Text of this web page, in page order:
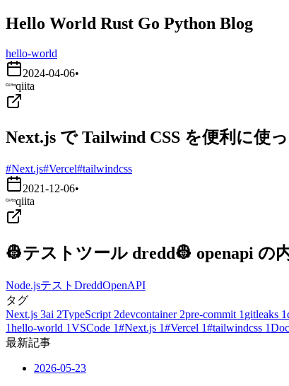
Hello World Rust Go Python Blog
hello-world
2024-04-06•
qiita
Next.js で Tailwind CSS を便利に使
#Next.js#Vercel#tailwindcss
2021-12-06•
qiita
👷テストツール dredd👷 openapi の
Node.jsテスト DreddOpenAPI
タグ
Next.js 3ai 2TypeScript 2devcontainer 2pre-commit 1 gitleaks 1
1hello-world 1VSCode 1#Next.js 1#Vercel 1#tailwindcss 1
最新記事
2026-05-23